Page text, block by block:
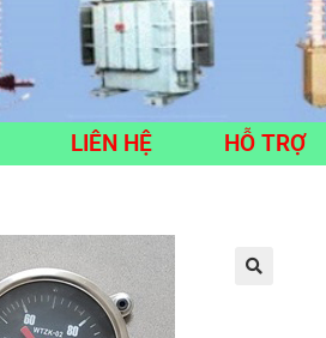
LIÊN HỆ HỖ TRỢ